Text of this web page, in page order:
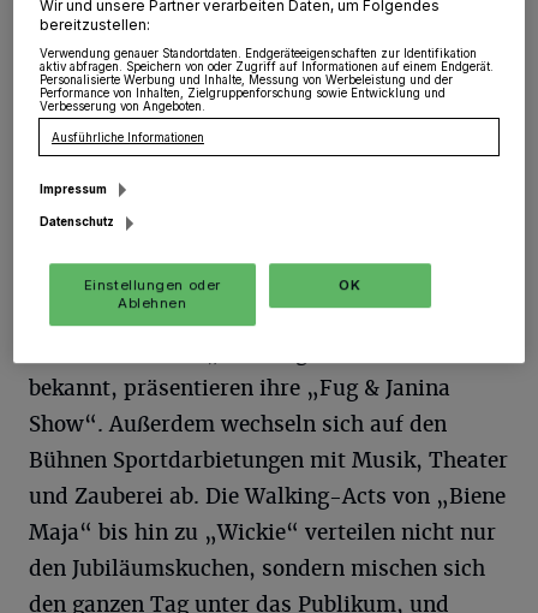
an, der anschließend von beliebten
Kinderfiguren wie „Biene Maja“, „Bluey“,
„Heidi“, „Leo Lausemaus“ und „Wickie“ an
die kleinen und großen Besucherinnen und
Besucher verteilt wird.
auf zwei Bühnen, das von Fug und Janina
moderiert wird. Die beiden Künstler, unter
bekannt, präsentieren ihre „Fug & Janina
Show“. Außerdem wechseln sich auf den
Bühnen Sportdarbietungen mit Musik, Theater
und Zauberei ab. Die Walking-Acts von „Biene
Maja“ bis hin zu „Wickie“ verteilen nicht nur
den Jubiläumskuchen, sondern mischen sich
den ganzen Tag unter das Publikum, und
Wir und unsere Partner verarbeiten Daten, um Folgendes
bereitzustellen:
Verwendung genauer Standortdaten. Endgeräteeigenschaften zur Identifikation
aktiv abfragen. Speichern von oder Zugriff auf Informationen auf einem Endgerät.
Personalisierte Werbung und Inhalte, Messung von Werbeleistung und der
Performance von Inhalten, Zielgruppenforschung sowie Entwicklung und
Verbesserung von Angeboten.
Ausführliche Informationen
Impressum
Datenschutz
Einstellungen oder
Ablehnen
OK